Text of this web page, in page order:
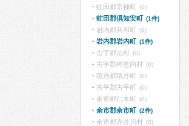
虻田郡京極町 (0)
虻田郡倶知安町 (1件)
岩内郡共和町 (0)
岩内郡岩内町 (1件)
古宇郡泊村 (0)
古宇郡神恵内村 (0)
積丹郡積丹町 (0)
古平郡古平町 (0)
余市郡仁木町 (0)
余市郡余市町 (2件)
余市郡赤井川村 (0)